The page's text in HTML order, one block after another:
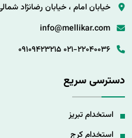
خیابان امام ، خیابان رضانژاد شمالی، پلاک 4،
info@mellikar.com
021-22040036
09109423215
دسترسی سریع
استخدام تبریز
استخدام کرج